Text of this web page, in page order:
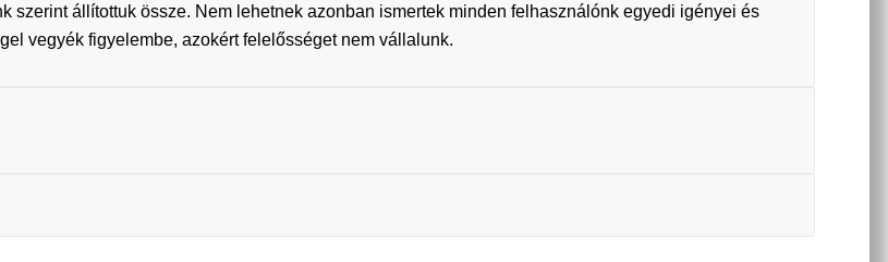
szerint állítottuk össze. Nem lehetnek azonban ismertek minden felhasználónk egyedi igényei és
vegyék figyelembe, azokért felelősséget nem vállalunk.